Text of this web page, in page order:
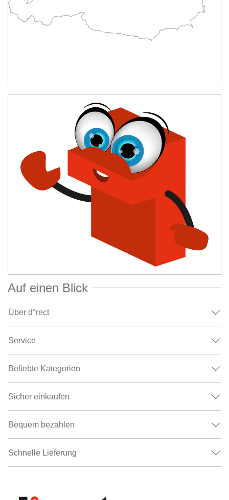
Auf einen Blick
Über d°rect
Service
Beliebte Kategorien
Sicher einkaufen
Bequem bezahlen
Schnelle Lieferung